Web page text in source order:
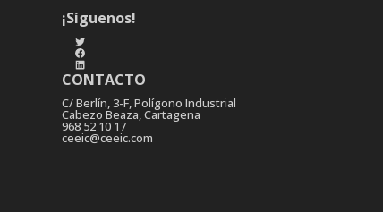
¡Síguenos!
Twitter
Facebook
LinkedIn
CONTACTO
C/ Berlín, 3-F, Polígono Industrial
Cabezo Beaza, Cartagena
968 52 10 17
ceeic@ceeic.com